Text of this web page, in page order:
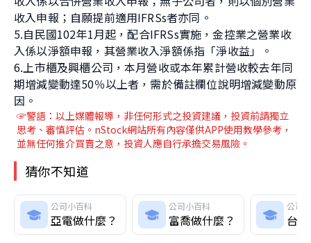
收入申報；自願提前適用IFRSs者亦同。
5.自民國102年1月起，配合IFRSs實施，金控業之營業收
入係以淨額申報，其營業收入淨額係指「淨收益」。
6.上市櫃及興櫃公司，本月營收或本年累計營收較去年同
期增減變動達50％以上者，需於備註欄位說明增減變動原
因。
☞警語：以上媒體報導 ，非任何形式之投資建議，投資前請獨立
思考、審慎評估。nStock網站所有內容僅供APP使用教學參考，
並無任何推介買賣之意，投資人應自行承擔交易風險。
猜你不知道
公司小百科
亞電做什麼？
公司小百科
富喬做什麼？
公司
台